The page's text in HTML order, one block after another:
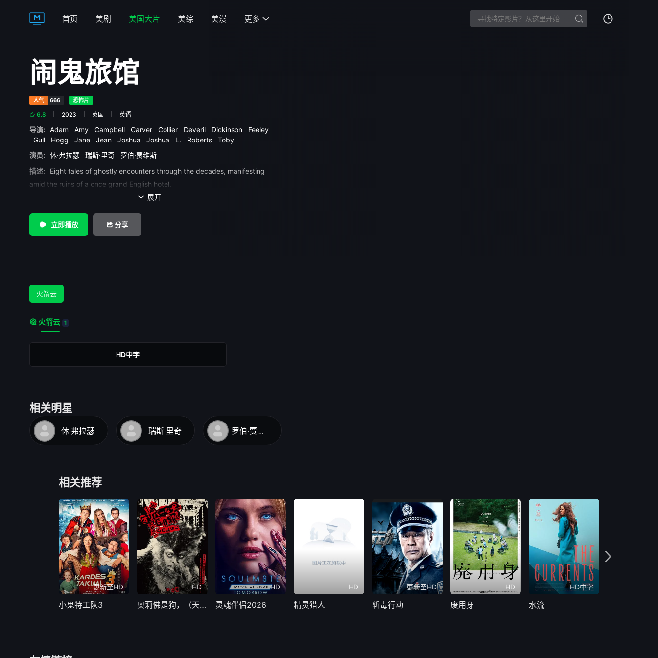
首页 美剧 美国大片 美综 美漫 更多 
闹鬼旅馆
人气 666 恐怖片
6.8 2023 英国 英语
导演: Adam Amy Campbell Carver Collier Deveril Dickinson Feeley
Gull Hogg Jane Jean Joshua Joshua L. Roberts Toby
演员:
休·弗拉瑟 瑞斯·里奇
罗伯·贾维斯
描述:
Eight tales of ghostly encounters through the decades, manifesting
amid the ruins of a once grand English hotel.
 展开
立即播放 分享
火箭云
火箭云 1
HD中字
相关明星
休·弗拉瑟 瑞斯·里奇 罗伯·贾维斯
相关推荐
更新至HD
小鬼特工队3
HD
奥莉佛是狗，（天哪！！）这家伙电影版
HD
灵魂伴侣2026
HD
精灵猎人
更新至HD
斩毒行动
HD
废用身
HD中字
水流